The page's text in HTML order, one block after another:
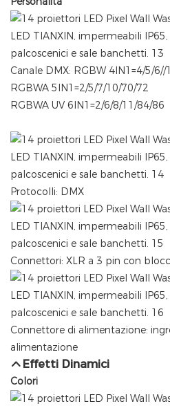
Canale DMX: RGBW 4IN1=4/5/
RGBWA 5IN1=2/5/7/10/70/72
RGBWA UV 6IN1=2/6/8/11/84/86
Protocolli: DMX
Connettori: XLR a 3 pin con
Connettore di alimentazione:
alimentazione
Effetti Dinamici
Colori